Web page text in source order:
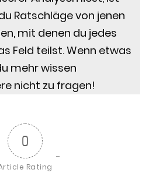
Ratschläge von jenen
mit denen du jedes
Feld teilst. Wenn etwas
mehr wissen
nicht zu fragen!
0
Rating